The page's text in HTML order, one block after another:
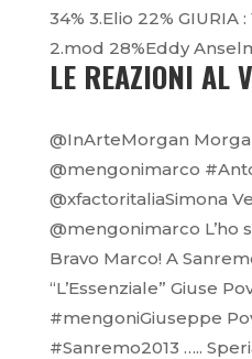
34% 3.Elio 22% GIURIA
2.mod 28%Eddy
LE REAZIONI AL
@InArteMorgan
@mengonimarco
@xfactoritaliaSimona
@mengonimarco L’ho
Bravo Marco! A
“L’Essenziale” Giuse
#mengoniGiuseppe
#Sanremo2013 …..